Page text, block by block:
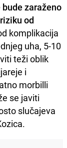
zaraženo
od
komplikacija
uha, 5-10
teži oblik
i
morbilli
se javiti
slučajeva